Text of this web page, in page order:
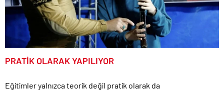
PRATİK OLARAK YAPILIYOR
Eğitimler yalnızca teorik değil pratik olarak da